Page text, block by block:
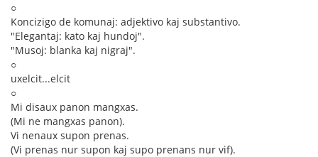
○
Koncizigo de komunaj: adjektivo kaj substantivo.
"Elegantaj: kato kaj hundoj".
"Musoj: blanka kaj nigraj".
○
uxelcit...elcit
○
Mi disaux panon mangxas.
(Mi ne mangxas panon).
Vi nenaux supon prenas.
(Vi prenas nur supon kaj supo prenans nur vif).